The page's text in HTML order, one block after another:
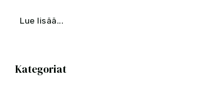
Lue lisää...
Kategoriat